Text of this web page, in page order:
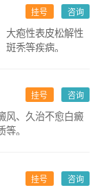
咨询
挂号
大疱性表皮松解性
秃等疾病。
咨询
挂号
风、久治不愈白癜
。
咨询
挂号